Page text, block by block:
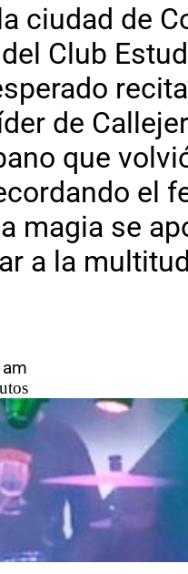
ciudad de
Club
de
que
el
magia se
a la